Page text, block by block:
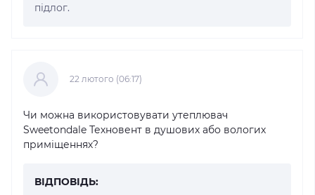
підлог.
22 лютого (06:17)
Чи можна використовувати утеплювач
Sweetondale Техновент в душових або вологих
приміщеннях?
ВІДПОВІДЬ: